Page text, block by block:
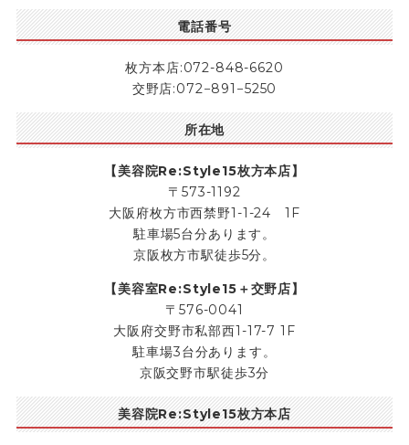
電話番号
枚方本店:072-848-6620
交野店:072−891−5250
所在地
【美容院Re:Style15枚方本店】
〒573-1192
大阪府枚方市西禁野1-1-24 1F
駐車場5台分あります。
京阪枚方市駅徒歩5分。
【美容室Re:Style15＋交野店】
〒576-0041
大阪府交野市私部西1-17-7 1F
駐車場3台分あります。
京阪交野市駅徒歩3分
美容院Re:Style15枚方本店